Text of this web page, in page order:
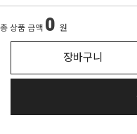
총 상품 금액 0 원
장바구니